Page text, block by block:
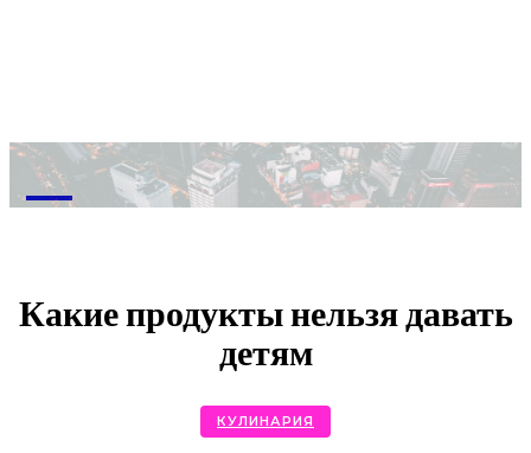
M
Какие продукты нельзя давать
детям
КУЛИНАРИЯ